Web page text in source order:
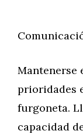
Mantenerse
prioridades
furgoneta.
capacidad